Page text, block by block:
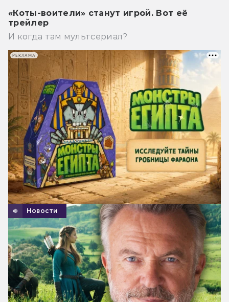
«Коты-воители» станут игрой. Вот её
трейлер
И когда там мультсериал?
Новости
РЕКЛАМА